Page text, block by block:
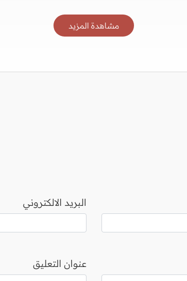
مشاهدة المزيد
البريد الالكتروني
عنوان التعليق